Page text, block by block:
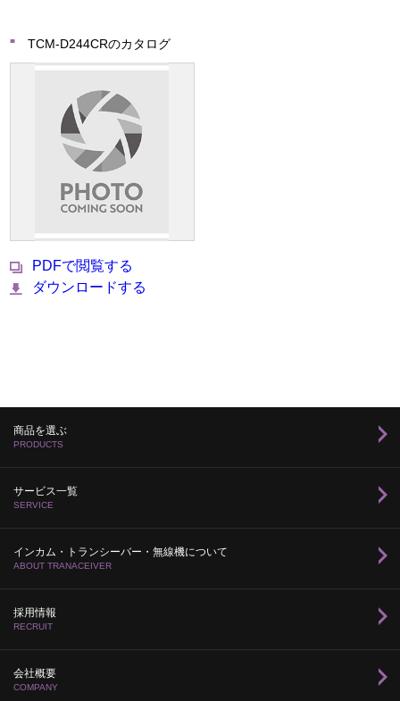
TCM-D244CRのカタログ
PDFで閲覧する
ダウンロードする
商品を選ぶ
PRODUCTS
サービス一覧
SERVICE
インカム・トランシーバー・無線機について
ABOUT TRANACEIVER
採用情報
RECRUIT
会社概要
COMPANY